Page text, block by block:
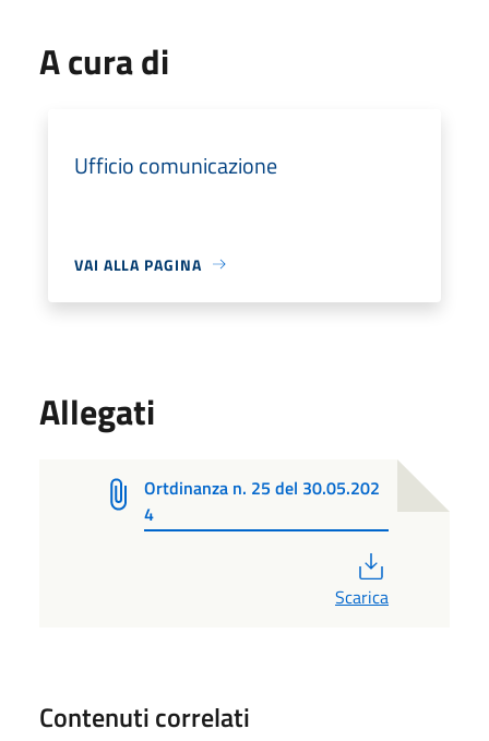
A cura di
Ufficio comunicazione
VAI ALLA PAGINA
Allegati
Ortdinanza n. 25 del 30.05.202
4
Scarica
Contenuti correlati